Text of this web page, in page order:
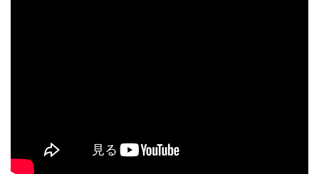
『綺麗にしてもらえますか。』キャラ/声優・あらすじ・